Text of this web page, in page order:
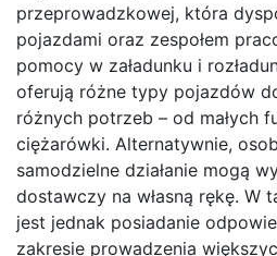
przeprowadzkowej, która
pojazdami oraz zespołem
pomocy w załadunku i
oferują różne typy pojazdów
różnych potrzeb – od małych
ciężarówki. Alternatywnie,
samodzielne działanie mogą
dostawczy na własną rękę. W
jest jednak posiadanie
zakresie prowadzenia